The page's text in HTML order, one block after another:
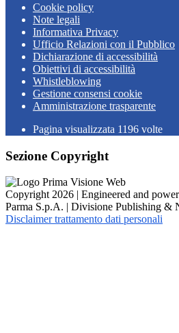
Cookie policy
Note legali
Informativa Privacy
Ufficio Relazioni con il Pubblico
Dichiarazione di accessibilità
Obiettivi di accessibilità
Whistleblowing
Gestione consensi cookie
Amministrazione trasparente
Pagina visualizzata 1196 volte
Sezione Copyright
Copyright 2026 | Engineered and
Parma S.p.A. | Divisione Publishing &
Disclaimer trattamento dati personali